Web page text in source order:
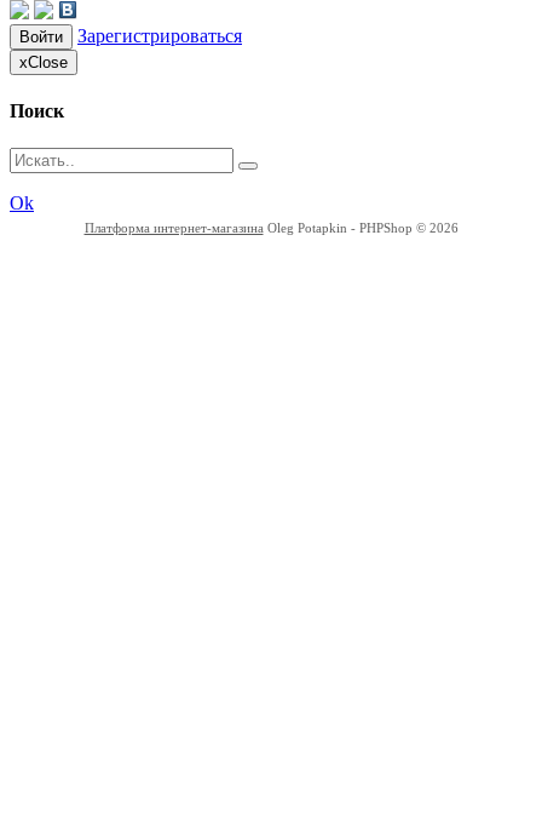
Войти Зарегистрироваться
xClose
Поиск
Ok
Платформа интернет-магазина Oleg Potapkin - PHPShop © 2026